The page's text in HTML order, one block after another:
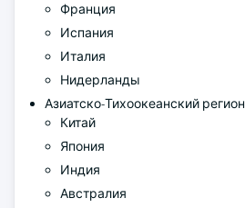
Франция
Испания
Италия
Нидерланды
Азиатско-Тихоокеанский регион
Китай
Япония
Индия
Австралия